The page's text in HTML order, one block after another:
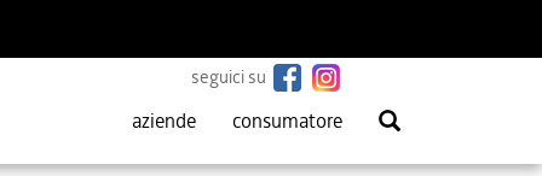
seguici su
aziende consumatore